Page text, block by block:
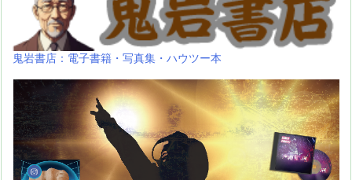
鬼岩書店：電子書籍・写真集・ハウツー本